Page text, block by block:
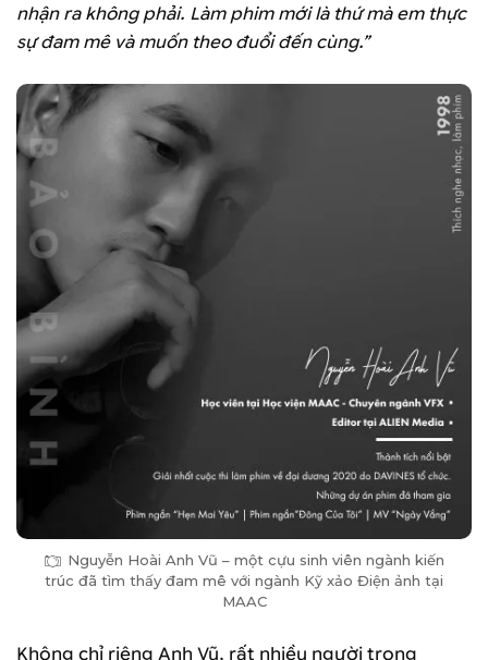
nhận ra không phải. Làm phim mới là thứ mà em thực
sự đam mê và muốn theo đuổi đến cùng.”
Nguyễn Hoài Anh Vũ – một cựu sinh viên ngành kiến
trúc đã tìm thấy đam mê với ngành Kỹ xảo Điện ảnh tại
MAAC
Không chỉ riêng Anh Vũ, rất nhiều người trong